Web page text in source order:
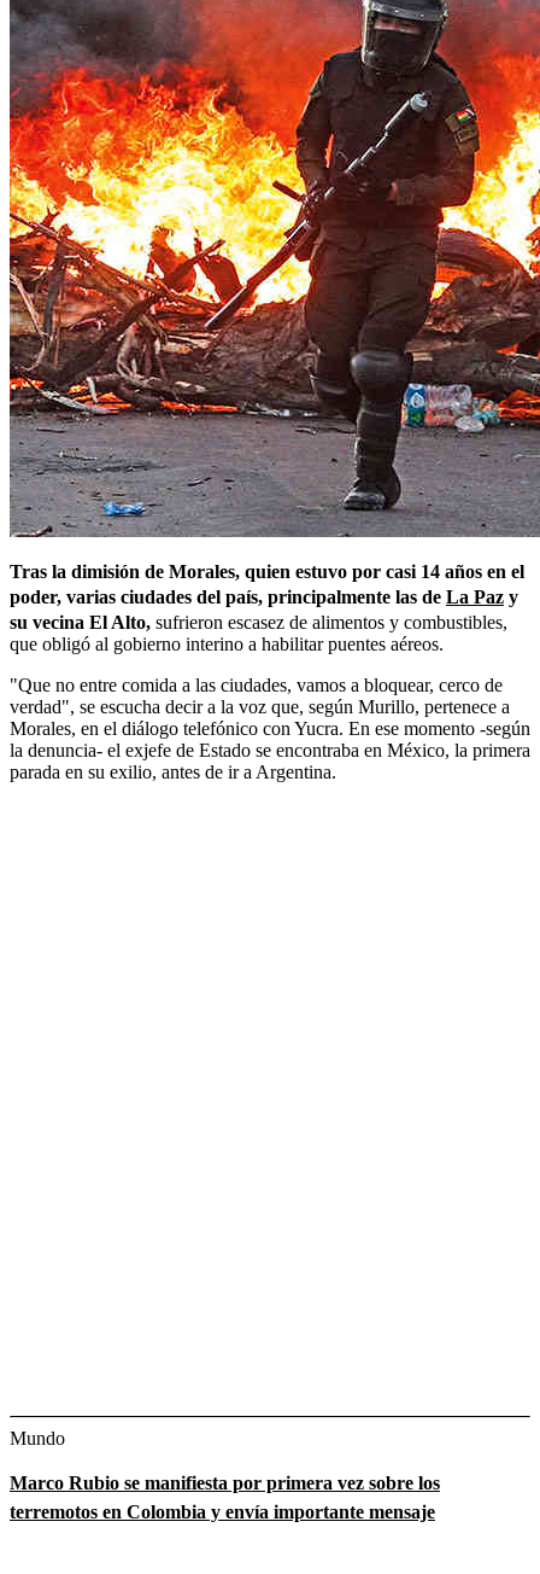
Tras la dimisión de Morales, quien estuvo por casi 14 años en el
poder, varias ciudades del país, principalmente las de La Paz y
su vecina El Alto, sufrieron escasez de alimentos y combustibles,
que obligó al gobierno interino a habilitar puentes aéreos.
"Que no entre comida a las ciudades, vamos a bloquear, cerco de
verdad", se escucha decir a la voz que, según Murillo, pertenece a
Morales, en el diálogo telefónico con Yucra. En ese momento -según
la denuncia- el exjefe de Estado se encontraba en México, la primera
parada en su exilio, antes de ir a Argentina.
Mundo
Marco Rubio se manifiesta por primera vez sobre los
terremotos en Colombia y envía importante mensaje